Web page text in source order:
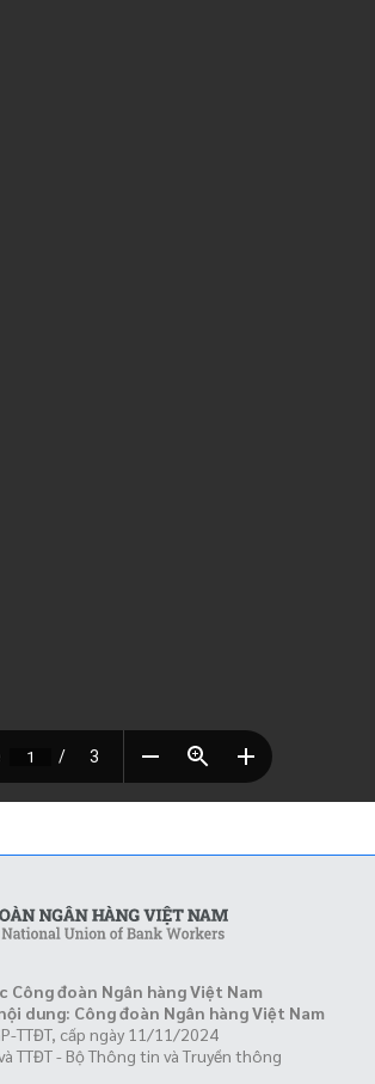
Công đoàn Ngân hàng Việt Nam
dung: Công đoàn Ngân hàng Việt Nam
TTĐT, cấp ngày 11/11/2024
TTĐT - Bộ Thông tin và Truyền thông